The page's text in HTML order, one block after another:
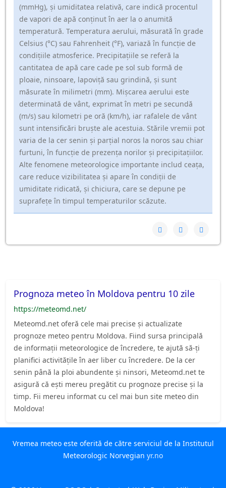
(mmHg), și umiditatea relativă, care indică procentul
de vapori de apă conținut în aer la o anumită
temperatură. Temperatura aerului, măsurată în grade
Celsius (°C) sau Fahrenheit (°F), variază în funcție de
condițiile atmosferice. Precipitațiile se referă la
cantitatea de apă care cade pe sol sub formă de
ploaie, ninsoare, lapoviță sau grindină, și sunt
măsurate în milimetri (mm). Mișcarea aerului este
determinată de vânt, exprimat în metri pe secundă
(m/s) sau kilometri pe oră (km/h), iar rafalele de vânt
sunt intensificări bruște ale acestuia. Stările vremii pot
varia de la cer senin și parțial noros la noros sau chiar
furtuni, în funcție de prezența norilor și precipitațiilor.
Alte fenomene meteorologice importante includ ceața,
care reduce vizibilitatea și apare în condiții de
umiditate ridicată, și chiciura, care se depune pe
suprafețe în timpul temperaturilor scăzute.
Prognoza meteo în Moldova pentru 10 zile
https://meteomd.net/
Meteomd.net oferă cele mai precise și actualizate
prognoze meteo pentru Moldova. Fiind sursa principală
de informații meteorologice de încredere, te ajută să-ți
planifici activitățile în aer liber cu încredere. De la cer
senin până la ploi abundente și ninsori, Meteomd.net te
asigură că ești mereu pregătit cu prognoze precise și la
timp. Fii mereu informat cu cel mai bun site meteo din
Moldova!
Vremea meteo este oferită de către serviciul de la Institutul
Meteorologic Norvegian yr.no